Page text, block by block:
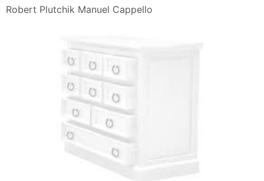
Robert Plutchik Manuel Cappello